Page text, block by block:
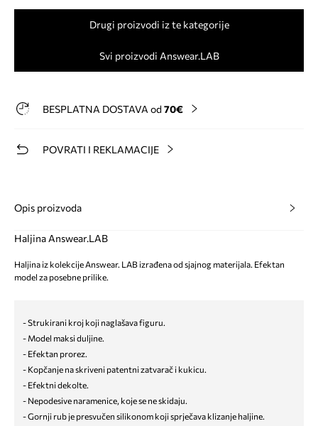
Drugi proizvodi iz te kategorije
Svi proizvodi Answear.LAB
BESPLATNA DOSTAVA od 70€
POVRATI I REKLAMACIJE
Opis proizvoda
Haljina Answear.LAB
Haljina iz kolekcije Answear. LAB izrađena od sjajnog materijala. Efektan
model za posebne prilike.
- Strukirani kroj koji naglašava figuru.
- Model maksi duljine.
- Efektan prorez.
- Kopčanje na skriveni patentni zatvarač i kukicu.
- Efektni dekolte.
- Nepodesive naramenice, koje se ne skidaju.
- Gornji rub je presvučen silikonom koji sprječava klizanje haljine.